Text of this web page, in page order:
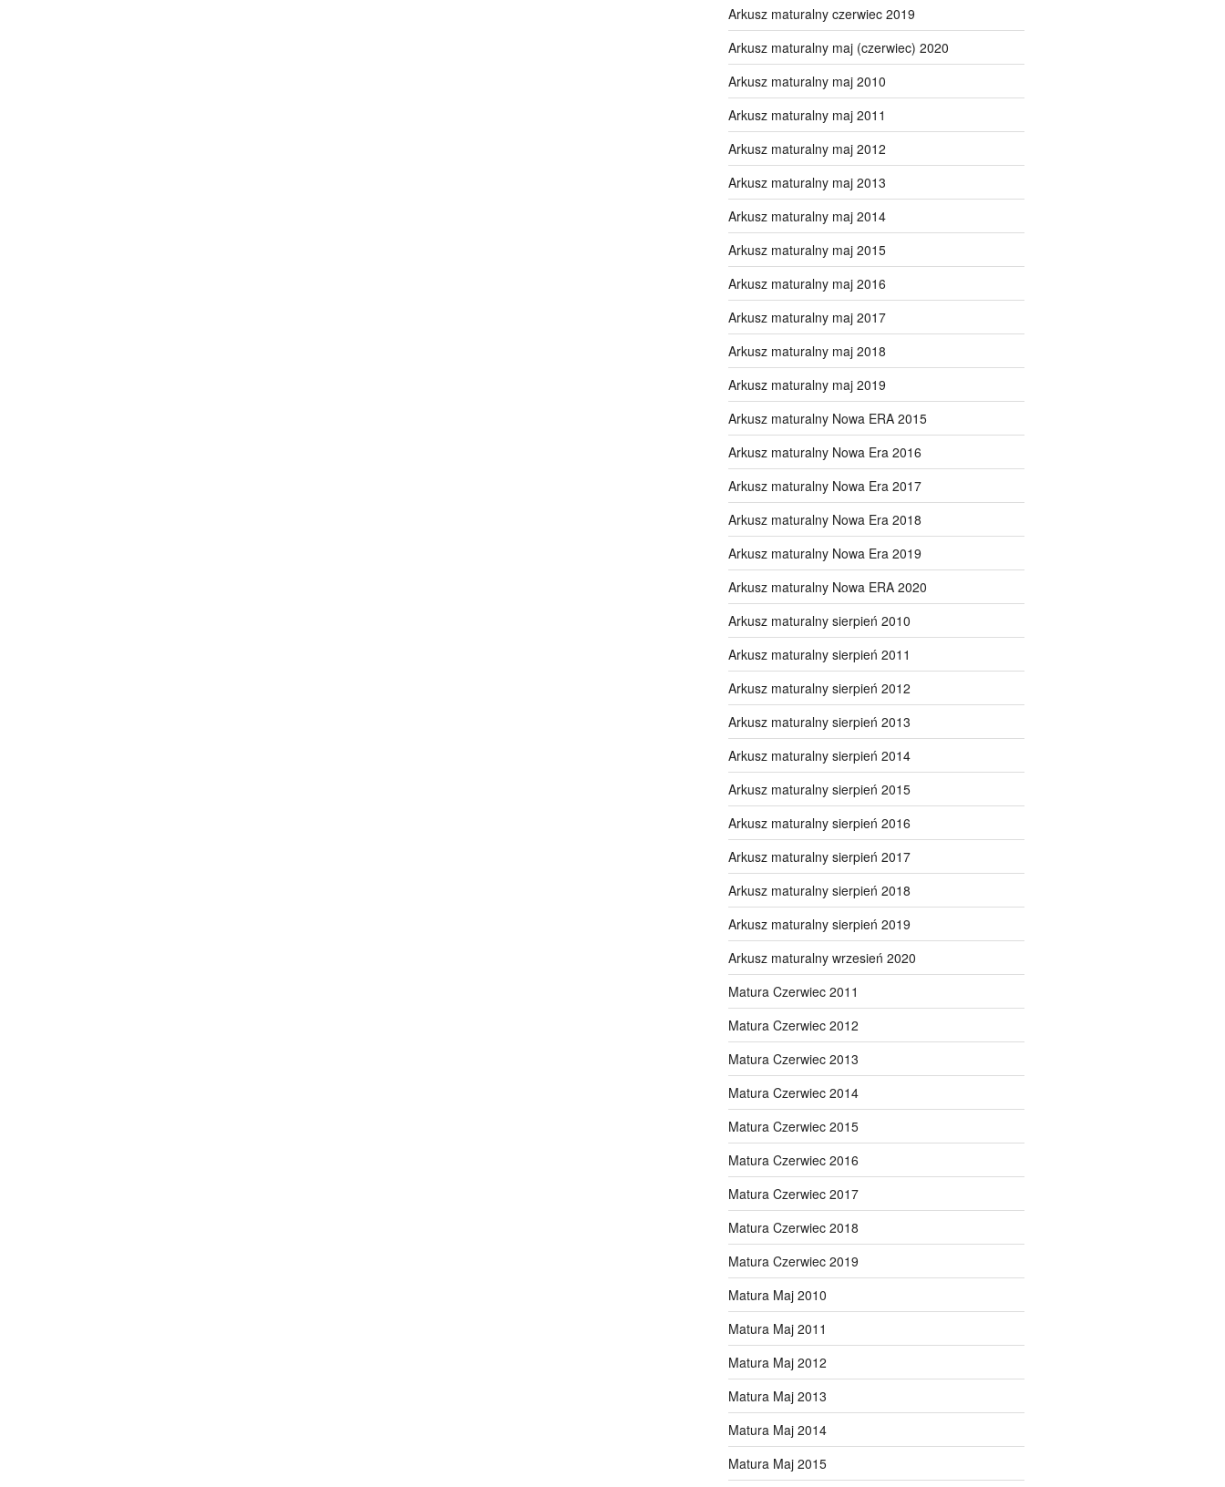
Arkusz maturalny czerwiec 2019
Arkusz maturalny maj (czerwiec) 2020
Arkusz maturalny maj 2010
Arkusz maturalny maj 2011
Arkusz maturalny maj 2012
Arkusz maturalny maj 2013
Arkusz maturalny maj 2014
Arkusz maturalny maj 2015
Arkusz maturalny maj 2016
Arkusz maturalny maj 2017
Arkusz maturalny maj 2018
Arkusz maturalny maj 2019
Arkusz maturalny Nowa ERA 2015
Arkusz maturalny Nowa Era 2016
Arkusz maturalny Nowa Era 2017
Arkusz maturalny Nowa Era 2018
Arkusz maturalny Nowa Era 2019
Arkusz maturalny Nowa ERA 2020
Arkusz maturalny sierpień 2010
Arkusz maturalny sierpień 2011
Arkusz maturalny sierpień 2012
Arkusz maturalny sierpień 2013
Arkusz maturalny sierpień 2014
Arkusz maturalny sierpień 2015
Arkusz maturalny sierpień 2016
Arkusz maturalny sierpień 2017
Arkusz maturalny sierpień 2018
Arkusz maturalny sierpień 2019
Arkusz maturalny wrzesień 2020
Matura Czerwiec 2011
Matura Czerwiec 2012
Matura Czerwiec 2013
Matura Czerwiec 2014
Matura Czerwiec 2015
Matura Czerwiec 2016
Matura Czerwiec 2017
Matura Czerwiec 2018
Matura Czerwiec 2019
Matura Maj 2010
Matura Maj 2011
Matura Maj 2012
Matura Maj 2013
Matura Maj 2014
Matura Maj 2015